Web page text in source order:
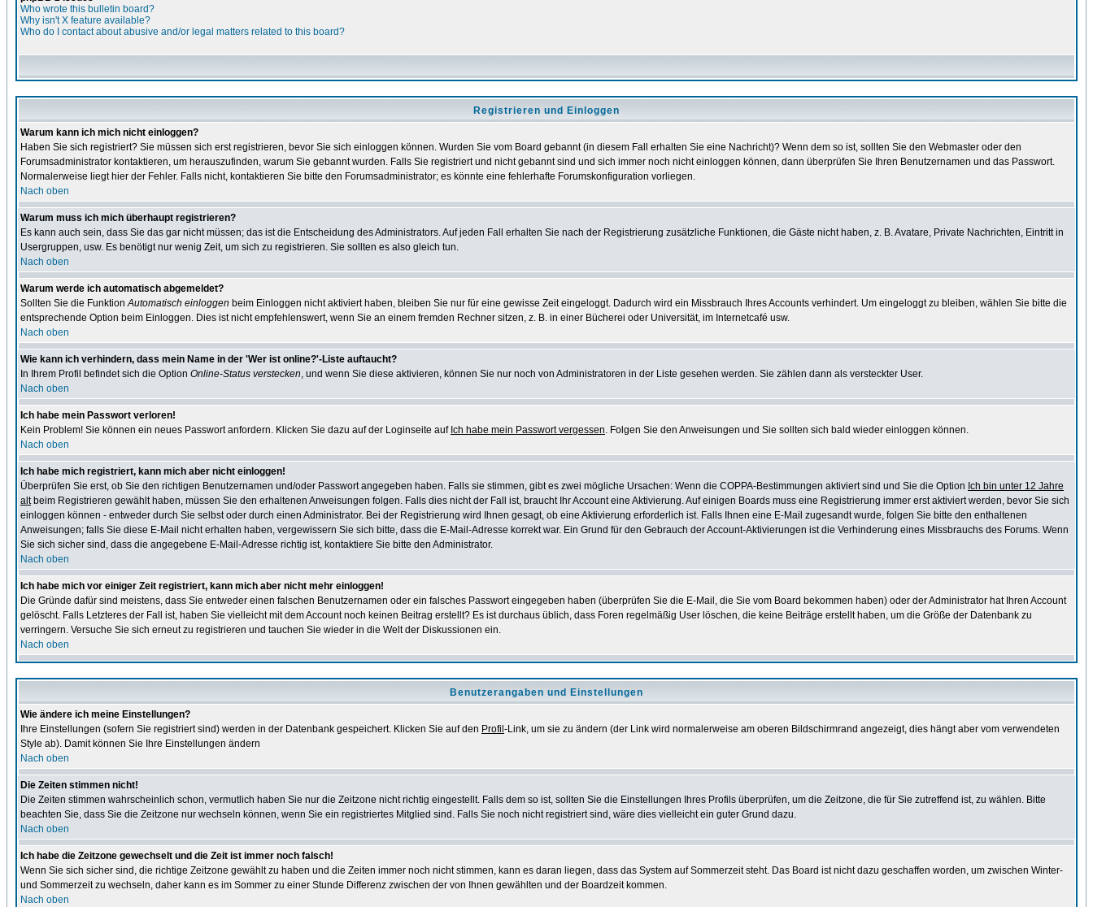
Who wrote this bulletin board?
Why isn't X feature available?
Who do I contact about abusive and/or legal matters related to this board?
Registrieren und Einloggen
Warum kann ich mich nicht einloggen?
Haben Sie sich registriert? Sie müssen sich erst registrieren, bevor Sie sich einloggen können. Wurden Sie vom Board gebannt (in diesem Fall erhalten Sie eine Nachricht)? Wenn dem so ist, sollten Sie den Webmaster oder den
Forumsadministrator kontaktieren, um herauszufinden, warum Sie gebannt wurden. Falls Sie registriert und nicht gebannt sind und sich immer noch nicht einloggen können, dann überprüfen Sie Ihren Benutzernamen und das Passwort.
Normalerweise liegt hier der Fehler. Falls nicht, kontaktieren Sie bitte den Forumsadministrator; es könnte eine fehlerhafte Forumskonfiguration vorliegen.
Nach oben
Warum muss ich mich überhaupt registrieren?
Es kann auch sein, dass Sie das gar nicht müssen; das ist die Entscheidung des Administrators. Auf jeden Fall erhalten Sie nach der Registrierung zusätzliche Funktionen, die Gäste nicht haben, z. B. Avatare, Private Nachrichten, Eintritt in
Usergruppen, usw. Es benötigt nur wenig Zeit, um sich zu registrieren. Sie sollten es also gleich tun.
Nach oben
Warum werde ich automatisch abgemeldet?
Sollten Sie die FunktionAutomatisch einloggen beim Einloggen nicht aktiviert haben, bleiben Sie nur für eine gewisse Zeit eingeloggt. Dadurch wird ein Missbrauch Ihres Accounts verhindert. Um eingeloggt zu bleiben, wählen Sie bitte die
entsprechende Option beim Einloggen. Dies ist nicht empfehlenswert, wenn Sie an einem fremden Rechner sitzen, z. B. in einer Bücherei oder Universität, im Internetcafé usw.
Nach oben
Wie kann ich verhindern, dass mein Name in der 'Wer ist online?'-Liste auftaucht?
In Ihrem Profil befindet sich die Option Online-Status verstecken, und wenn Sie diese aktivieren, können Sie nur noch von Administratoren in der Liste gesehen werden. Sie zählen dann als versteckter User.
Nach oben
Ich habe mein Passwort verloren!
Kein Problem! Sie können ein neues Passwort anfordern. Klicken Sie dazu auf der Loginseite auf Ich habe mein Passwort vergessen. Folgen Sie den Anweisungen und Sie sollten sich bald wieder einloggen können.
Nach oben
Ich habe mich registriert, kann mich aber nicht einloggen!
Überprüfen Sie erst, ob Sie den richtigen Benutzernamen und/oder Passwort angegeben haben. Falls sie stimmen, gibt es zwei mögliche Ursachen: Wenn die COPPA-Bestimmungen aktiviert sind und Sie die Option Ich bin unter 12 Jahre
altbeim Registrieren gewählt haben, müssen Sie den erhaltenen Anweisungen folgen. Falls dies nicht der Fall ist, braucht Ihr Account eine Aktivierung. Auf einigen Boards muss eine Registrierung immer erst aktiviert werden, bevor Sie sich
einloggen können - entweder durch Sie selbst oder durch einen Administrator. Bei der Registrierung wird Ihnen gesagt, ob eine Aktivierung erforderlich ist. Falls Ihnen eine E-Mail zugesandt wurde, folgen Sie bitte den enthaltenen
Anweisungen; falls Sie diese E-Mail nicht erhalten haben, vergewissern Sie sich bitte, dass die E-Mail-Adresse korrekt war. Ein Grund für den Gebrauch der Account-Aktivierungen ist die Verhinderung eines Missbrauchs des Forums. Wenn
Sie sich sicher sind, dass die angegebene E-Mail-Adresse richtig ist, kontaktiere Sie bitte den Administrator.
Nach oben
Ich habe mich vor einiger Zeit registriert, kann mich aber nicht mehr einloggen!
Die Gründe dafür sind meistens, dass Sie entweder einen falschen Benutzernamen oder ein falsches Passwort eingegeben haben (überprüfen Sie die E-Mail, die Sie vom Board bekommen haben) oder der Administrator hat Ihren Account
gelöscht. Falls Letzteres der Fall ist, haben Sie vielleicht mit dem Account noch keinen Beitrag erstellt? Es ist durchaus üblich, dass Foren regelmäßig User löschen, die keine Beiträge erstellt haben, um die Größe der Datenbank zu
verringern. Versuche Sie sich erneut zu registrieren und tauchen Sie wieder in die Welt der Diskussionen ein.
Nach oben
Benutzerangaben und Einstellungen
Wie ändere ich meine Einstellungen?
Ihre Einstellungen (sofern Sie registriert sind) werden in der Datenbank gespeichert. Klicken Sie auf den Profil -Link, um sie zu ändern (der Link wird normalerweise am oberen Bildschirmrand angezeigt, dies hängt aber vom verwendeten
Style ab). Damit können Sie Ihre Einstellungen ändern
Nach oben
Die Zeiten stimmen nicht!
Die Zeiten stimmen wahrscheinlich schon, vermutlich haben Sie nur die Zeitzone nicht richtig eingestellt. Falls dem so ist, sollten Sie die Einstellungen Ihres Profils überprüfen, um die Zeitzone, die für Sie zutreffend ist, zu wählen. Bitte
beachten Sie, dass Sie die Zeitzone nur wechseln können, wenn Sie ein registriertes Mitglied sind. Falls Sie noch nicht registriert sind, wäre dies vielleicht ein guter Grund dazu.
Nach oben
Ich habe die Zeitzone gewechselt und die Zeit ist immer noch falsch!
Wenn Sie sich sicher sind, die richtige Zeitzone gewählt zu haben und die Zeiten immer noch nicht stimmen, kann es daran liegen, dass das System auf Sommerzeit steht. Das Board ist nicht dazu geschaffen worden, um zwischen Winter-
und Sommerzeit zu wechseln, daher kann es im Sommer zu einer Stunde Differenz zwischen der von Ihnen gewählten und der Boardzeit kommen.
Nach oben